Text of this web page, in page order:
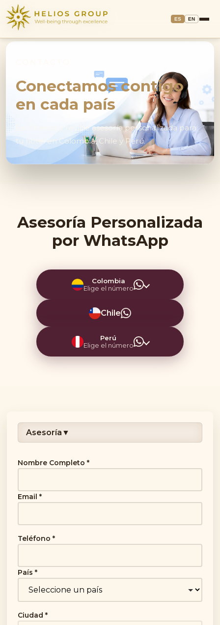
ES EN
Conectamos contigo
en cada país
Escríbenos y recibe asesoría personalizada para
tu hotel en Colombia, Chile y Perú.
Asesoría Personalizada
por WhatsApp
Colombia
Elige el número
Chile
Perú
Elige el número
Asesoría ▼
Nombre Completo *
Email *
Teléfono *
País *
Ciudad *